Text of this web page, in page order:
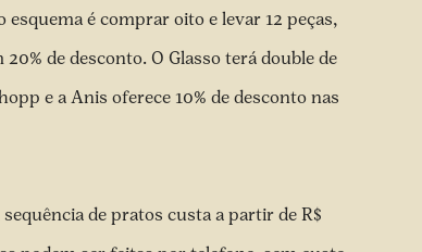
é comprar oito e levar 12 peças,
de desconto. O Glasso terá double de
e a Anis oferece 10% de desconto nas
de pratos custa a partir de R$